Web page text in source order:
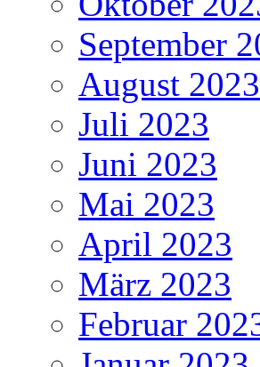
September
August 2023
Juli 2023
Juni 2023
Mai 2023
April 2023
März 2023
Februar